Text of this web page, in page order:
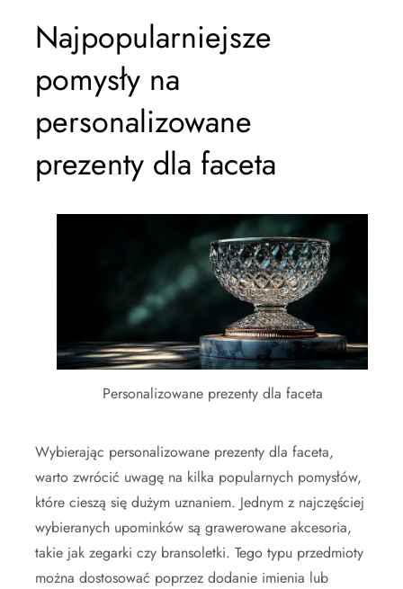
Najpopularniejsze
pomysły na
personalizowane
prezenty dla faceta
Personalizowane prezenty dla faceta
Wybierając personalizowane prezenty dla faceta,
warto zwrócić uwagę na kilka popularnych pomysłów,
które cieszą się dużym uznaniem. Jednym z najczęściej
wybieranych upominków są grawerowane akcesoria,
takie jak zegarki czy bransoletki. Tego typu przedmioty
można dostosować poprzez dodanie imienia lub